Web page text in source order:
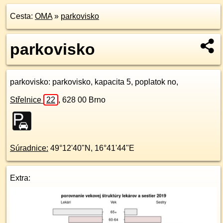
Cesta: OMA» parkovisko
parkovisko
parkovisko: parkovisko, kapacita 5, poplatok no,
Střelnice 22 , 628 00 Brno
Súradnice: 49°12'40"N , 16°41'44"E
Extra: